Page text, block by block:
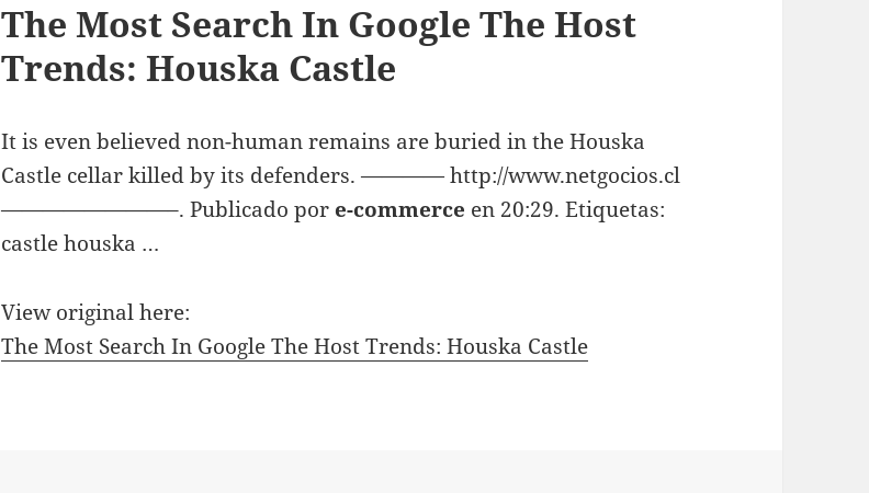
The Most Search In Google The Host
Trends: Houska Castle
It is even believed non-human remains are buried in the Houska
Castle cellar killed by its defenders. ———— http://www.netgocios.cl
————————–. Publicado por e-commerce en 20:29. Etiquetas:
castle houska …
View original here:
The Most Search In Google The Host Trends: Houska Castle